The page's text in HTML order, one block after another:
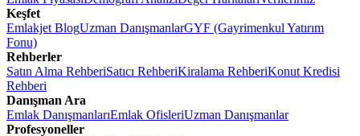
Keşfet
Emlakjet BlogUzman DanışmanlarGYF (Gayrimenkul Yatırım
Fonu)
Rehberler
Satın Alma RehberiSatıcı RehberiKiralama RehberiKonut Kredisi
Rehberi
Danışman Ara
Emlak DanışmanlarıEmlak OfisleriUzman Danışmanlar
Profesyoneller